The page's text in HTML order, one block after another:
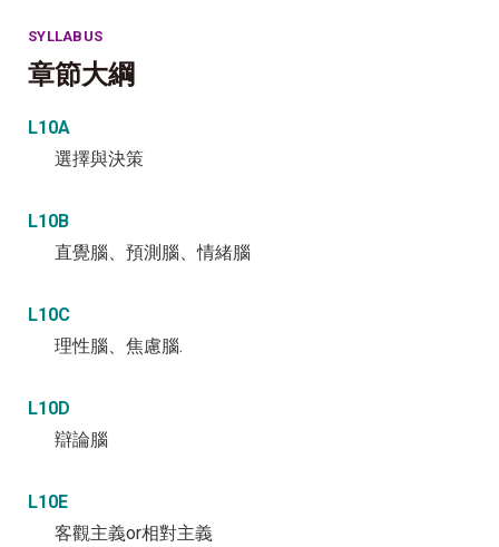
SYLLABUS
章節大綱
L10A
選擇與決策
L10B
直覺腦、預測腦、情緒腦
L10C
理性腦、焦慮腦.
L10D
辯論腦
L10E
客觀主義or相對主義